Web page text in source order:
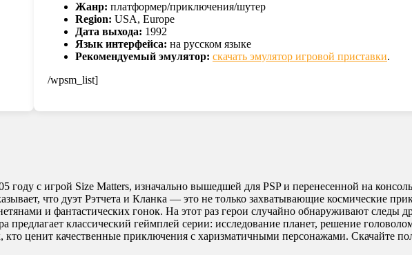
Жанр: платформер/приключения/шутер
Region: USA, Europe
Дата выхода: 1992
Язык интерфейса: на русском языке
Рекомендуемый эмулятор: скачать эмулятор игровой приставки.
/wpsm_list]
году с игрой Size Matters, изначально вышедшей для PSP и перенесенной на
что дуэт Рэтчета и Кланка — это не только захватывающие космические
и фантастических гонок. На этот раз герои случайно обнаруживают следы
классический геймплей серии: исследование планет, решение
ценит качественные приключения с харизматичными персонажами. Скачайте